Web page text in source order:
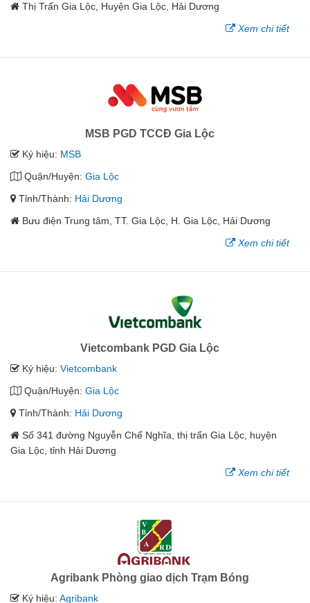
Thị Trấn Gia Lộc, Huyện Gia Lộc, Hải Dương
Xem chi tiết
MSB PGD TCCĐ Gia Lộc
Ký hiệu: MSB
Quận/Huyện: Gia Lộc
Tỉnh/Thành: Hải Dương
Bưu điện Trung tâm, TT. Gia Lộc, H. Gia Lộc, Hải Dương
Xem chi tiết
Vietcombank PGD Gia Lộc
Ký hiệu: Vietcombank
Quận/Huyện: Gia Lộc
Tỉnh/Thành: Hải Dương
Số 341 đường Nguyễn Chế Nghĩa, thị trấn Gia Lộc, huyện
Gia Lộc, tỉnh Hải Dương
Xem chi tiết
Agribank Phòng giao dịch Trạm Bóng
Ký hiệu: Agribank